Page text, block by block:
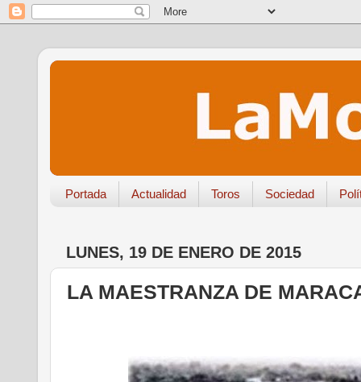
Portada Actualidad Toros Sociedad
LUNES, 19 DE ENERO DE 2015
LA MAESTRANZA DE